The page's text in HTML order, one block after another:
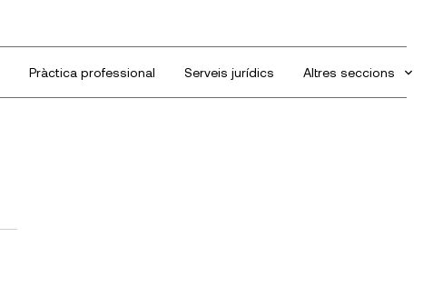
Pràctica professional Serveis jurídics Altres seccions